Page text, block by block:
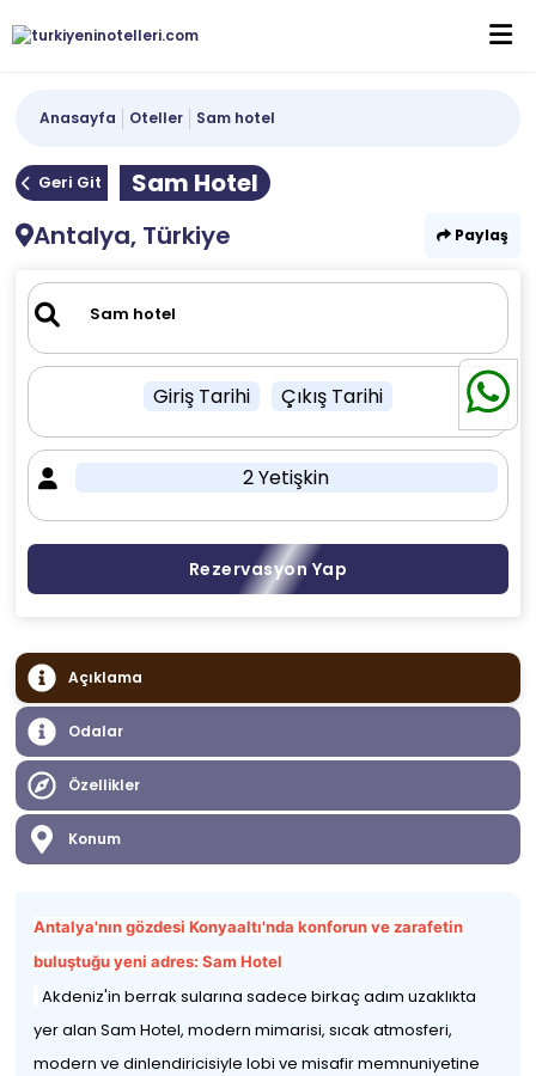
Anasayfa Oteller Sam hotel
Geri Git
Sam Hotel
Antalya, Türkiye
Paylaş
Giriş Tarihi Çıkış Tarihi
2 Yetişkin
Rezervasyon Yap
Açıklama
Odalar
Özellikler
Konum
Antalya'nın gözdesi Konyaaltı'nda konforun ve zarafetin
buluştuğu yeni adres: Sam Hotel
Akdeniz'in berrak sularına sadece birkaç adım uzaklıkta
yer alan Sam Hotel, modern mimarisi, sıcak atmosferi,
modern ve dinlendiricisiyle lobi ve misafir memnuniyetine